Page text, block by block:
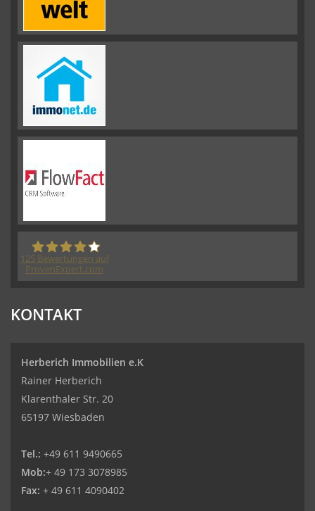
125 Bewertungen auf
ProvenExpert.com
KONTAKT
Herberich Immobilien e.K
Rainer Herberich
Klarenthaler Str. 20
65197 Wiesbaden
Tel.: +49 611 9490665
Mob:+ 49 173 3078985
Fax: + 49 611 4090402